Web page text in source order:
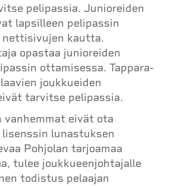
pelipassia. Junioreiden
lapsilleen pelipassin
nettisivujen kautta.
opastaa junioreiden
ottamisessa. Tappara-
joukkueiden
tarvitse pelipassia.
vanhemmat eivät ota
lunastuksen
Pohjolan tarjoamaa
tulee joukkueenjohtajalle
todistus pelaajan